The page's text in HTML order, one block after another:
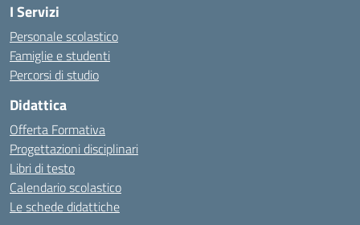
I Servizi
Personale scolastico
Famiglie e studenti
Percorsi di studio
Didattica
Offerta Formativa
Progettazioni disciplinari
Libri di testo
Calendario scolastico
Le schede didattiche